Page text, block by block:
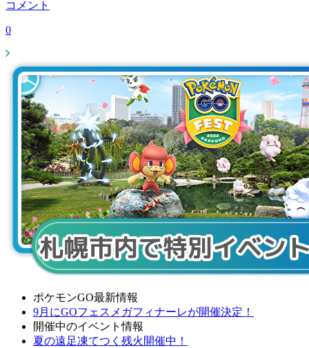
コメント
0
ポケモンGO最新情報
9月にGOフェスメガフィナーレが開催決定！
開催中のイベント情報
夏の遠足凍てつく残火開催中！